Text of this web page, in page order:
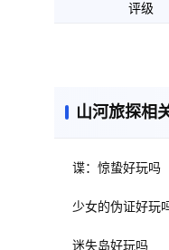
评级
山河旅探相
谍：惊蛰好玩吗
少女的伪证好玩
迷失岛好玩吗